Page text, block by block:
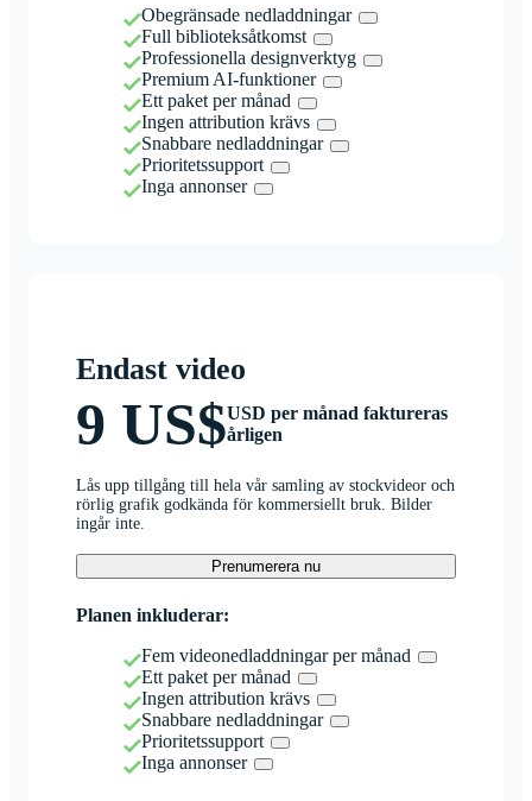
Obegränsade nedladdningar
Full biblioteksåtkomst
Professionella designverktyg
Premium AI-funktioner
Ett paket per månad
Ingen attribution krävs
Snabbare nedladdningar
Prioritetssupport
Inga annonser
Endast video
9 US$USD per månad faktureras
årligen
Lås upp tillgång till hela vår samling av stockvideor och
rörlig grafik godkända för kommersiellt bruk. Bilder
ingår inte.
Prenumerera nu
Planen inkluderar:
Fem videonedladdningar per månad
Ett paket per månad
Ingen attribution krävs
Snabbare nedladdningar
Prioritetssupport
Inga annonser